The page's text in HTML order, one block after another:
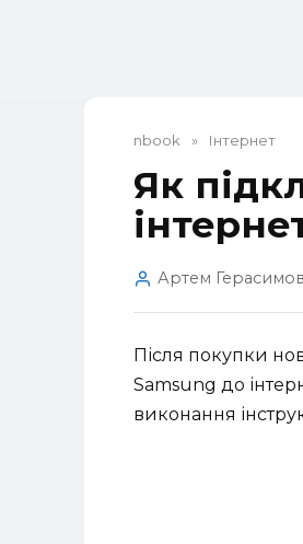
nbook » Інтернет
Як
Артем Герасимов
Після покупки
Samsung до
виконання